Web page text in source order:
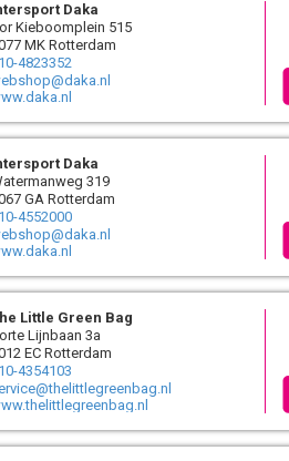
Daka
Kieboomplein 515
MK Rotterdam
4823352
Daka
319
GA Rotterdam
4552000
Little Green Bag
Lijnbaan 3a
EC Rotterdam
4354103